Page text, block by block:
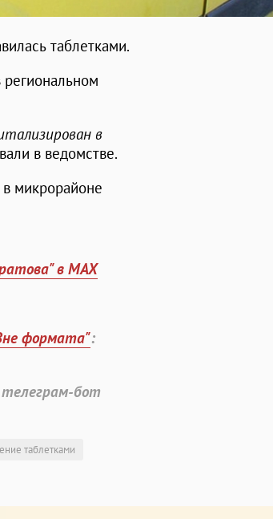
таблетками.
в
в ведомстве.
микрорайоне
в MAX
формата":
бот
таблетками